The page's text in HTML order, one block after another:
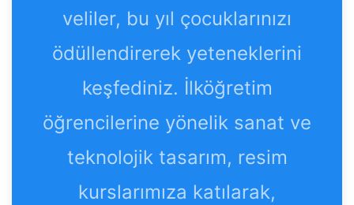
veliler, bu yıl çocuklarınızı
ödüllendirerek yeteneklerini
keşfediniz. İlköğretim
öğrencilerine yönelik sanat ve
teknolojik tasarım, resim
kurslarımıza katılarak,